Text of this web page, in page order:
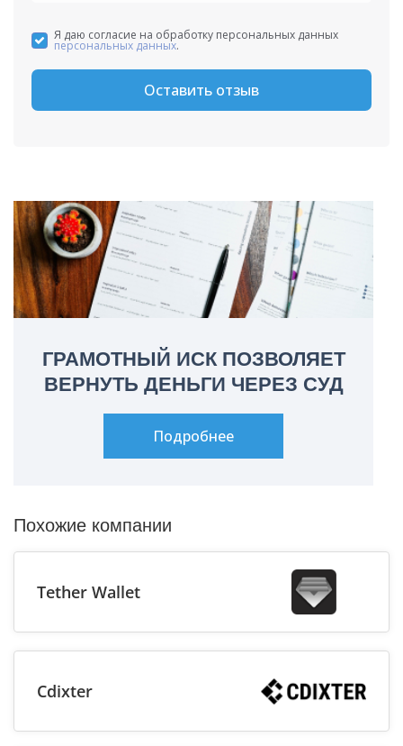
Я даю согласие на обработку персональных данных
персональных данных.
Оставить отзыв
ГРАМОТНЫЙ ИСК ПОЗВОЛЯЕТ
ВЕРНУТЬ ДЕНЬГИ ЧЕРЕЗ СУД
Подробнее
Похожие компании
Tether Wallet
Cdixter